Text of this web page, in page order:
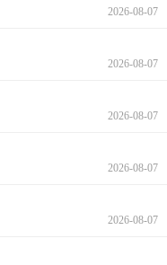
2026-08-07
2026-08-07
2026-08-07
2026-08-07
2026-08-07